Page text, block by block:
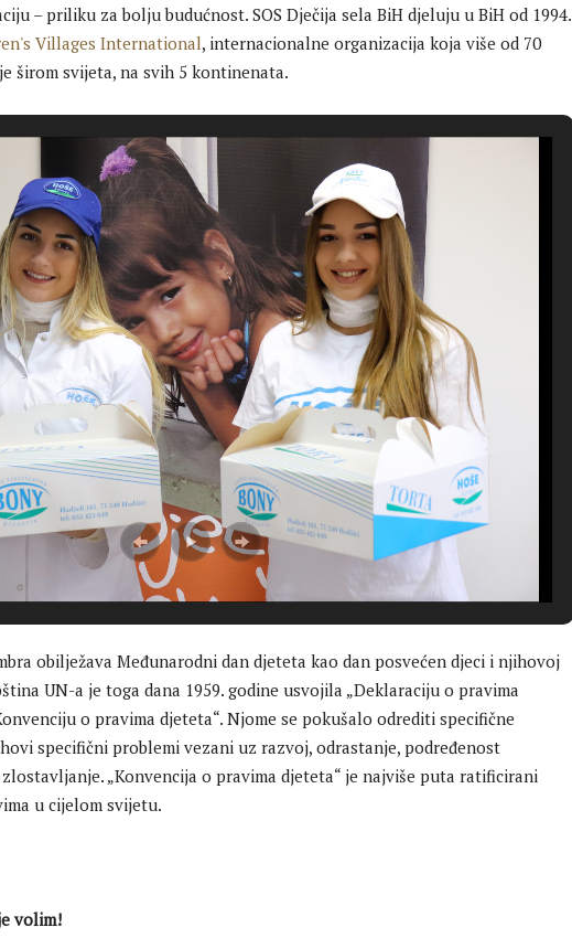
– priliku za bolju budućnost. SOS Dječija sela BiH djeluju u BiH od 1994.
Villages International, internacionalne organizacija koja više od 70
širom svijeta, na svih 5 kontinenata.
obilježava Međunarodni dan djeteta kao dan posvećen djeci i njihovoj
UN-a je toga dana 1959. godine usvojila „Deklaraciju o pravima
o pravima djeteta“. Njome se pokušalo odrediti specifične
specifični problemi vezani uz razvoj, odrastanje, podređenost
„Konvencija o pravima djeteta“ je najviše puta ratificirani
u cijelom svijetu.
volim!